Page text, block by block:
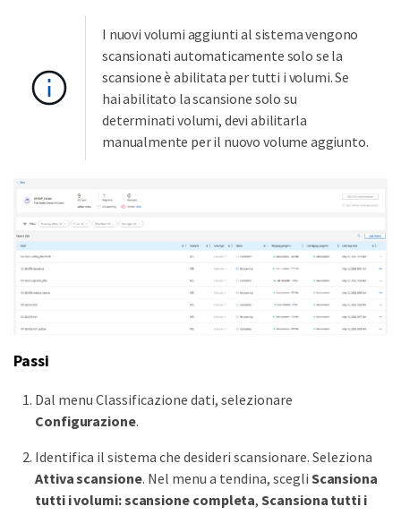
I nuovi volumi aggiunti al sistema vengono
scansionati automaticamente solo se la
scansione è abilitata per tutti i volumi. Se
hai abilitato la scansione solo su
determinati volumi, devi abilitarla
manualmente per il nuovo volume aggiunto.
Passi
Dal menu Classificazione dati, selezionare
Configurazione.
Identifica il sistema che desideri scansionare. Seleziona
Attiva scansione. Nel menu a tendina, scegli Scansiona
tutti i volumi: scansione completa,Scansiona tutti i